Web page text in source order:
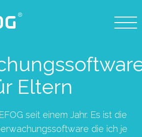
Eltern
seit einem Jahr. Es ist die
die ich je